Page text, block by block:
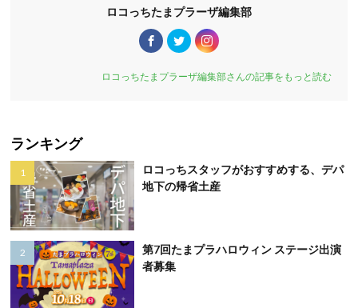
ロコっちたまプラーザ編集部
ロコっちたまプラーザ編集部さんの記事をもっと読む
ランキング
ロコっちスタッフがおすすめする、デパ
地下の帰省土産
第7回たまプラハロウィン ステージ出演
者募集